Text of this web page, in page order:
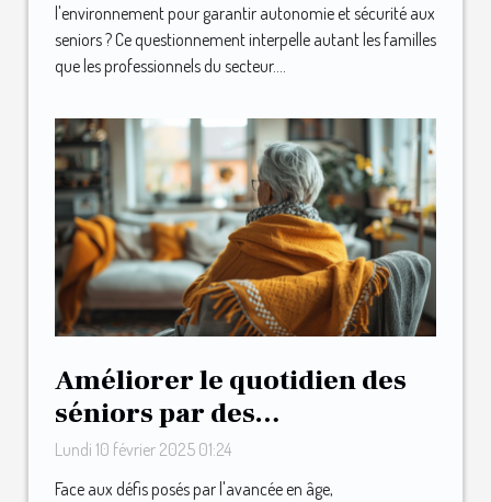
l'environnement pour garantir autonomie et sécurité aux
seniors ? Ce questionnement interpelle autant les familles
que les professionnels du secteur....
Améliorer le quotidien des
séniors par des
aménagements maison
astucieux
Lundi 10 février 2025 01:24
Face aux défis posés par l'avancée en âge,